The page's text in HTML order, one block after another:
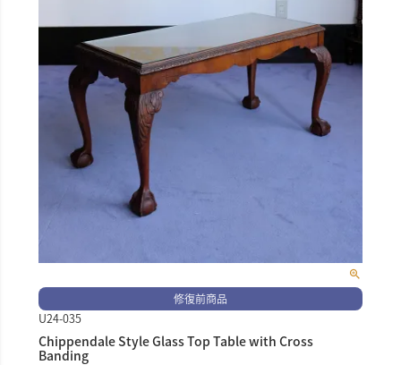
修復前商品
U24-035
Chippendale Style Glass Top Table with Cross
Banding